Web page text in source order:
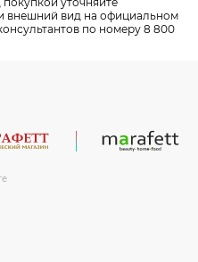
внешний вид на официальном
по номеру 8 800